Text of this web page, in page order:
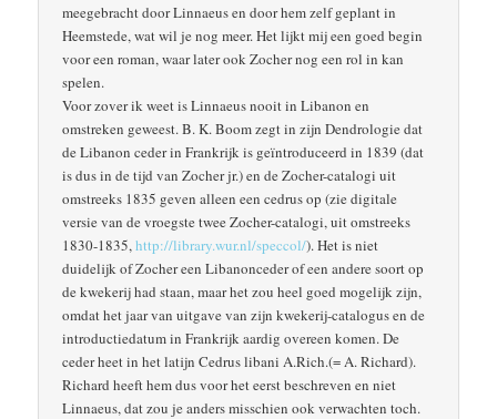
meegebracht door Linnaeus en door hem zelf geplant in
Heemstede, wat wil je nog meer. Het lijkt mij een goed begin
voor een roman, waar later ook Zocher nog een rol in kan
spelen.
Voor zover ik weet is Linnaeus nooit in Libanon en
omstreken geweest. B. K. Boom zegt in zijn Dendrologie dat
de Libanon ceder in Frankrijk is geïntroduceerd in 1839 (dat
is dus in de tijd van Zocher jr.) en de Zocher-catalogi uit
omstreeks 1835 geven alleen een cedrus op (zie digitale
versie van de vroegste twee Zocher-catalogi, uit omstreeks
1830-1835,http://library.wur.nl/speccol/). Het is niet
duidelijk of Zocher een Libanonceder of een andere soort op
de kwekerij had staan, maar het zou heel goed mogelijk zijn,
omdat het jaar van uitgave van zijn kwekerij-catalogus en de
introductiedatum in Frankrijk aardig overeen komen. De
ceder heet in het latijn Cedrus libani A.Rich.(= A. Richard).
Richard heeft hem dus voor het eerst beschreven en niet
Linnaeus, dat zou je anders misschien ook verwachten toch.